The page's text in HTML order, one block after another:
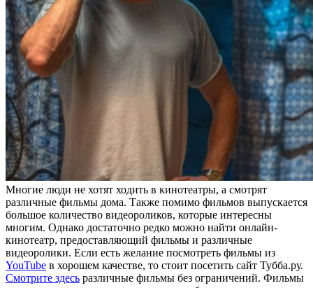
Многие люди не хотят ходить в кинотеатры, а смотрят
различные фильмы дома. Также помимо фильмов выпускается
большое количество видеороликов, которые интересны
многим. Однако достаточно редко можно найти онлайн-
кинотеатр, предоставляющий фильмы и различные
видеоролики. Если есть желание посмотреть фильмы из
YouTube в хорошем качестве, то стоит посетить сайт Тубба.ру.
Смотрите здесь различные фильмы без ограничений. Фильмы